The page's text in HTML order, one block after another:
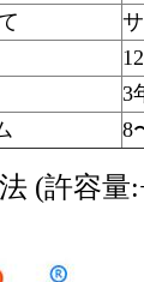
3
8
(許容量